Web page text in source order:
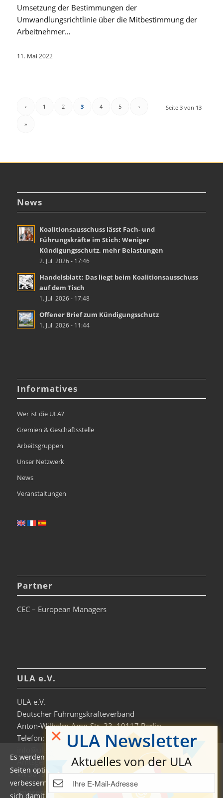
Umsetzung der Bestimmungen der
Umwandlungsrichtlinie über die Mitbestimmung der
Arbeitnehmer…
11. Mai 2022
Seite 3 von 13
‹ 1 2 3 4 5 ›
»
News
Koalitionsausschuss lässt Fach- und
Führungskräfte im Stich: Weniger
Kündigungsschutz, mehr Belastungen
2. Juli 2026 - 17:46
Handelsblatt: Das liegt beim Koalitionsausschuss
auf dem Tisch
1. Juli 2026 - 17:48
Offener Brief zum Kündigungsschutz
1. Juli 2026 - 11:44
Informatives
Wer ist die ULA?
Gremien & Geschäftsstelle
Arbeitsgruppen
Unser Netzwerk
News
Veranstaltungen
Partner
CEC – European Managers
ULA e.V.
ULA e.V.
Deutscher Führungskräfteverband
Anton-Wilhelm-Amo-Str. 33, 10117 Berlin
Telefon: +49 30-306963-0
Amtsgericht Charlottenburg
VR 36138 B
Impressum
Es werden auf dieser Website Cookies verwendet, um die
Seiten optimiert darzustellen und das Nutzererlebnis zu
verbessern. Durch die Nutzung unserer Seiten erklären Sie
sich damit einverstanden. Weitere Informationen und
ULA Newsletter
Aktuelles von der ULA
×